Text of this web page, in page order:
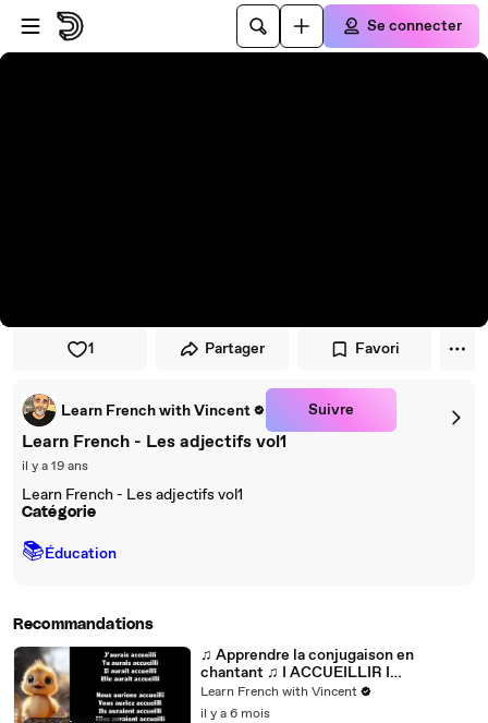
Passer au player
Passer au contenu principal
Se connecter
1 Partager Favori
Learn French with Vincent Suivre
Learn French - Les adjectifs vol1
il y a 19 ans
Learn French - Les adjectifs vol1
Catégorie
📚Éducation
Recommandations
♫ Apprendre la conjugaison en
chantant ♫ I ACCUEILLIR I
Conditionnel Passé_
Learn French with Vincent
il y a 6 mois